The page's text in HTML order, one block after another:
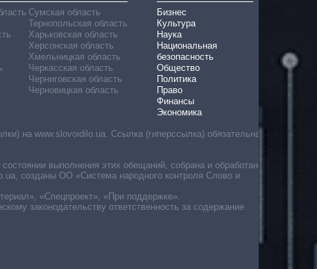
Сумская область
Тернопольская область
Харьковская область
Херсонская область
Хмельницкая область
Черкасская область
Черниговская область
Черновицкая область
Бизнес
Культура
Наука
Национальная
безопасность
Общество
Политика
Право
Финансы
Экономика
на www.slovoidilo.ua. Ссылка (гиперссылка) обязательна
выполнения этих обещаний, собрана и обработана
созданы ОО «Система народного контроля Слово и
«Спецпроект», «При поддержке».
законодательству ответственность за содержание